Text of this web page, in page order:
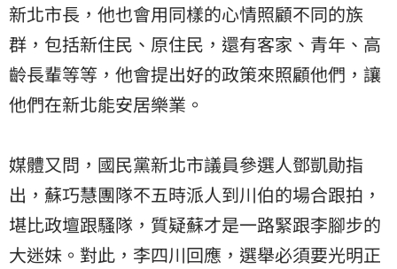
新北市長，他也會用同樣的心情照顧不同的族
群，包括新住民、原住民，還有客家、青年、高
齡長輩等等，他會提出好的政策來照顧他們，讓
他們在新北能安居樂業。
媒體又問，國民黨新北市議員參選人鄧凱勛指
出，蘇巧慧團隊不五時派人到川伯的場合跟拍，
堪比政壇跟騷隊，質疑蘇才是一路緊跟李腳步的
大迷妹。對此，李四川回應，選舉必須要光明正